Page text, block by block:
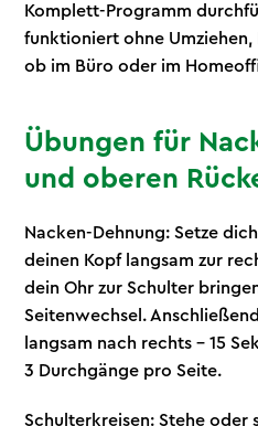
Komplett-Programm
funktioniert ohne
ob im Büro oder im
Übungen für
und oberen
Nacken-Dehnung: Setze
deinen Kopf langsam zur
dein Ohr zur Schulter
Seitenwechsel.
langsam nach rechts – 15
3 Durchgänge pro Seite.
Schulterkreisen: Stehe oder